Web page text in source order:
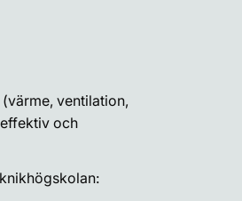
ventilation,
och